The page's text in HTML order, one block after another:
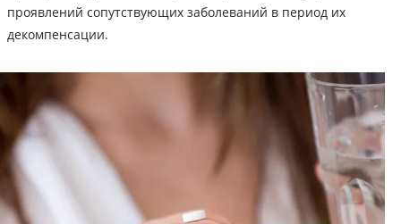
проявлений сопутствующих заболеваний в период их
декомпенсации.